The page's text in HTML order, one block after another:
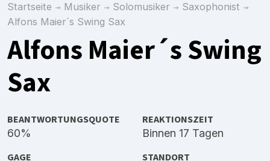
Startseite Musiker Solomusiker
Saxophonist
Alfons Maier´s Swing Sax
Alfons Maier´s Swing
Sax
BEANTWORTUNGSQUOTE
60%
REAKTIONSZEIT
Binnen 17 Tagen
GAGE STANDORT